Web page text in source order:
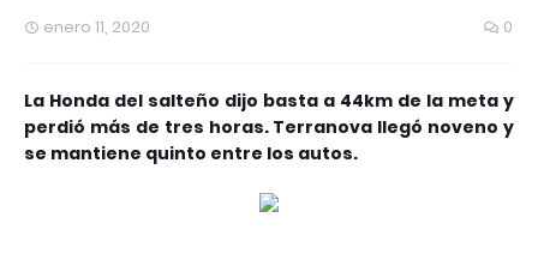
enero 11, 2020 0
La Honda del salteño dijo basta a 44km de la meta y
perdió más de tres horas. Terranova llegó noveno y
se mantiene quinto entre los autos.